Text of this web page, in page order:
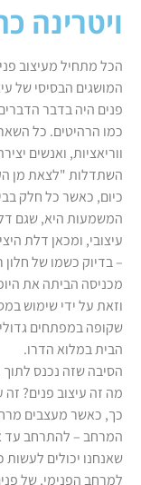
ויטרינה
הכל מתחיל מעיצוב
המושגים הבסיסי של
פנים היה בדבר
כמו הרהיטים. כל השאר
ווריאציות, ואנשים
השתדלות "לצאת מן
כיום, כאשר כל חלק
המשמעות היא, שגם
עיצובי, ומכאן דלת
– בדיוק כשמו של חלון
מכניסה הביתה את
וזאת על ידי שימוש
שקופה במפתחים
הבית במלוא הדרו.
הסיבה שזה נכנס לתוך
מה זה עיצוב פנים?
כך, כאשר מעצבים
המרחב – להתרחב עד
שאנחנו יכולים
למרחב הפנימי, של